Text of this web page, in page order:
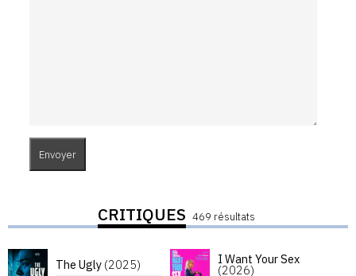
CRITIQUES 469 résultats
The Ugly (2025) I Want Your Sex
(2026)